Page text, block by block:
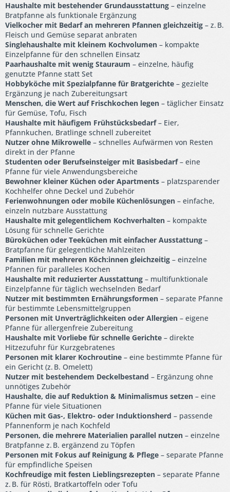
Haushalte mit bestehender Grundausstattung – einzelne
Bratpfanne als funktionale Ergänzung
Vielkocher mit Bedarf an mehreren Pfannen gleichzeitig – z. B.
Fleisch und Gemüse separat anbraten
Singlehaushalte mit kleinem Kochvolumen – kompakte
Einzelpfanne für den schnellen Einsatz
Paarhaushalte mit wenig Stauraum – einzelne, häufig
genutzte Pfanne statt Set
Hobbyköche mit Spezialpfanne für Bratgerichte – gezielte
Ergänzung je nach Zubereitungsart
Menschen, die Wert auf Frischkochen legen – täglicher Einsatz
für Gemüse, Tofu, Fisch
Haushalte mit häufigem Frühstücksbedarf– Eier,
Pfannkuchen, Bratlinge schnell zubereitet
Nutzer ohne Mikrowelle – schnelles Aufwärmen von Resten
direkt in der Pfanne
Studenten oder Berufseinsteiger mit Basisbedarf– eine
Pfanne für viele Anwendungsbereiche
Bewohner kleiner Küchen oder Apartments – platzsparender
Kochhelfer ohne Deckel und Zubehör
Ferienwohnungen oder mobile Küchenlösungen – einfache,
einzeln nutzbare Ausstattung
Haushalte mit gelegentlichem Kochverhalten – kompakte
Lösung für schnelle Gerichte
Büroküchen oder Teeküchen mit einfacher Ausstattung –
Bratpfanne für gelegentliche Mahlzeiten
Familien mit mehreren Köch:innen gleichzeitig – einzelne
Pfannen für paralleles Kochen
Haushalte mit reduzierter Ausstattung – multifunktionale
Einzelpfanne für täglich wechselnden Bedarf
Nutzer mit bestimmten Ernährungsformen – separate Pfanne
für bestimmte Lebensmittelgruppen
Personen mit Unverträglichkeiten oder Allergien – eigene
Pfanne für allergenfreie Zubereitung
Haushalte mit Vorliebe für schnelle Gerichte – direkte
Hitzezufuhr für Kurzgebratenes
Personen mit klarer Kochroutine – eine bestimmte Pfanne für
ein Gericht (z. B. Omelett)
Nutzer mit bestehendem Deckelbestand – Ergänzung ohne
unnötiges Zubehör
Haushalte, die auf Reduktion & Minimalismus setzen – eine
Pfanne für viele Situationen
Küchen mit Gas-, Elektro- oder Induktionsherd – passende
Pfannenform je nach Kochfeld
Personen, die mehrere Materialien parallel nutzen – einzelne
Bratpfanne z. B. ergänzend zu Töpfen
Personen mit Fokus auf Reinigung & Pflege – separate Pfanne
für empfindliche Speisen
Kochfreudige mit festen Lieblingsrezepten – separate Pfanne
z. B. für Rösti, Bratkartoffeln oder Tofu